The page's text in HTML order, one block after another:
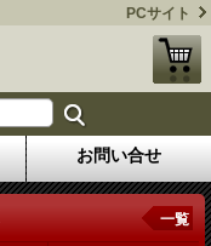
PCサイト
お問い合せ
一覧